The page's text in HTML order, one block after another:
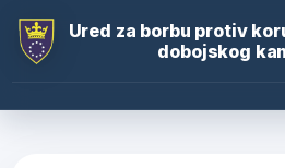
Ured za borbu protiv
dobojskog